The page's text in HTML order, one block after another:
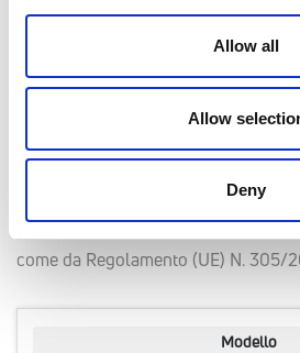
Allow all
Allow
Deny
ortogonale di 50 mm.
Le nervature fra le bugne stesse
leggermente sollevato,
I pannelli Step Combi Floor sono
norma UNI EN 13163 (isolanti
in polistirene espanso ottenuti in
come da Regolamento (UE) N. 305/
Modello